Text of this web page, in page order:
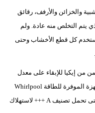
والخزائن والأرفف، رقائق
التخلص منه عادة. ولم
كل قطع الأخشاب وحتى
من إيكيا للإبقاء على معدل
منخفض من الإنفاق، كما اعتمد على بعض الأجهزة الموفرة للطاقة Whirlpool
مثل الغسالة FSCR 12441 حمولة 12 كجم والتى تحمل تصنيف A +++ لاستهلاك